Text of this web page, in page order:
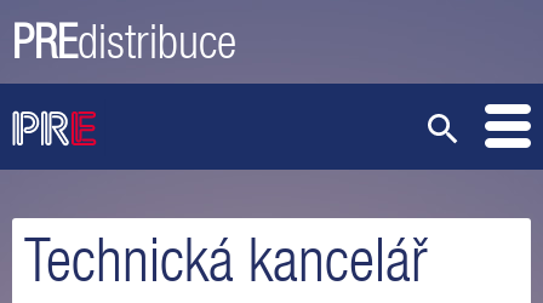
PREdistribuce
Technická kancelář